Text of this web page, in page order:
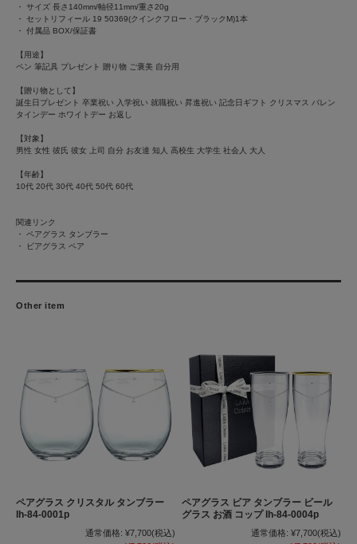
・ サイズ 長さ140mm/軸径11mm/重さ20g
・ セットリフィール 19 50369(クインクフロー・ブラックM)1本
・ 付属品 BOX/保証書
【用途】
ペン 筆記具 プレゼント 贈り物 ご褒美 自分用
【贈り物として】
誕生日プレゼント 卒業祝い 入学祝い 就職祝い 昇進祝い 記念日ギフト クリスマス バレン
タインデー ホワイトデー お返し
【対象】
男性 女性 彼氏 彼女 上司 自分 お友達 知人 高校生 大学生 社会人 大人
【年齢】
10代 20代 30代 40代 50代 60代
関連リンク
・ ペアグラス タンブラー
・
ビアグラス ペア
Other item
ペアグラス クリスタル タンブラー
lh-84-0001p
通常価格: ¥7,700(税込)
ペアグラス ビア タンブラー ビール
グラス お酒 コップ lh-84-0004p
通常価格: ¥7,700(税込)